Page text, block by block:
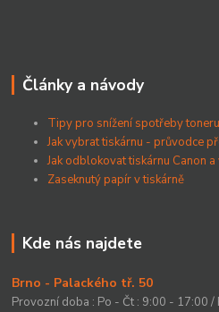
Články a návody
Tipy pro snížení spotřeby
Jak vybrat tiskárnu - průvodce
Jak odblokovat tiskárnu Canon
Zaseknutý papír v tiskárně
Kde nás najdete
Brno - Palackého tř. 50
Provozní doba : Po - Čt : 9:00 - 17:00 /